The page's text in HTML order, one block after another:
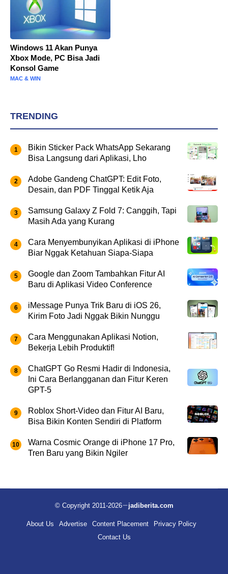
Windows 11 Akan Punya
Xbox Mode, PC Bisa Jadi
Konsol Game
MAC & WIN
TRENDING
Bikin Sticker Pack WhatsApp Sekarang
Bisa Langsung dari Aplikasi, Lho
Adobe Gandeng ChatGPT: Edit Foto,
Desain, dan PDF Tinggal Ketik Aja
Samsung Galaxy Z Fold 7: Canggih, Tapi
Masih Ada yang Kurang
Cara Menyembunyikan Aplikasi di iPhone
Biar Nggak Ketahuan Siapa-Siapa
Google dan Zoom Tambahkan Fitur AI
Baru di Aplikasi Video Conference
iMessage Punya Trik Baru di iOS 26,
Kirim Foto Jadi Nggak Bikin Nunggu
Cara Menggunakan Aplikasi Notion,
Bekerja Lebih Produktif!
ChatGPT Go Resmi Hadir di Indonesia,
Ini Cara Berlangganan dan Fitur Keren
GPT-5
Roblox Short-Video dan Fitur AI Baru,
Bisa Bikin Konten Sendiri di Platform
Warna Cosmic Orange di iPhone 17 Pro,
Tren Baru yang Bikin Ngiler
© Copyright 2011-2026 jadiberita.com
About Us Advertise Content Placement
Privacy Policy
Contact Us